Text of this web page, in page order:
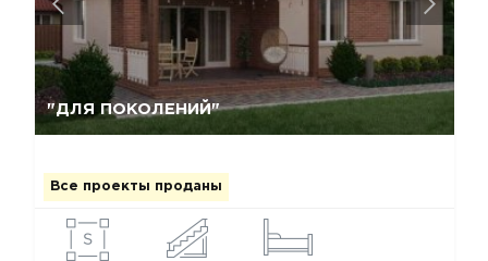
"ДЛЯ ПОКОЛЕНИЙ"
Все проекты проданы
Да, удалить